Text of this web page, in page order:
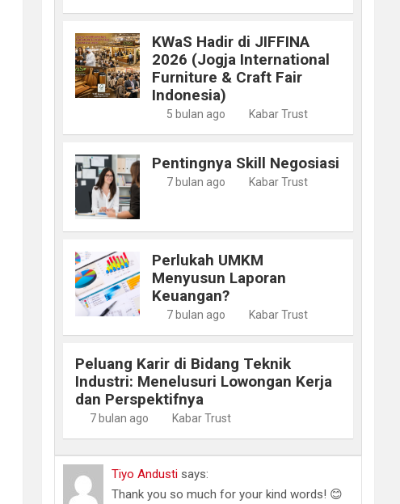
KWaS Hadir di JIFFINA
2026 (Jogja International
Furniture & Craft Fair
Indonesia)
5 bulan ago Kabar Trust
Pentingnya Skill Negosiasi
7 bulan ago Kabar Trust
Perlukah UMKM
Menyusun Laporan
Keuangan?
7 bulan ago Kabar Trust
Peluang Karir di Bidang Teknik
Industri: Menelusuri Lowongan Kerja
dan Perspektifnya
7 bulan ago Kabar Trust
Tiyo Andusti says:
Thank you so much for your kind words! 😊